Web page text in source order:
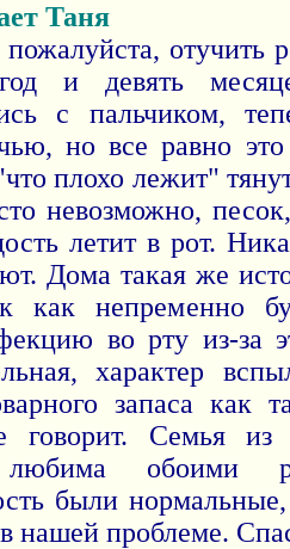
Таня
отучить
год и девять
с пальчиком,
но все равно
плохо лежит"
невозможно,
летит в рот.
Дома такая же
как непременно
во рту из-за
характер
запаса как
говорит. Семья из
любима обоими
были
нашей проблеме.